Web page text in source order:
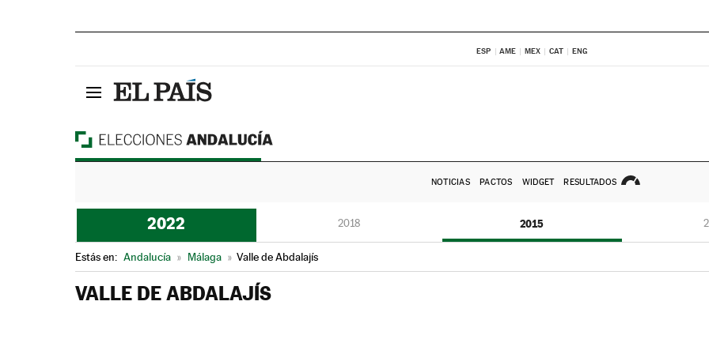
ESP AME MEX CAT ENG
NOTICIAS PACTOS WIDGET RESULTADOS
2022 2018 2015
Estás en: Andalucía » Málaga » Valle de Abdalajís
VALLE DE ABDALAJÍS